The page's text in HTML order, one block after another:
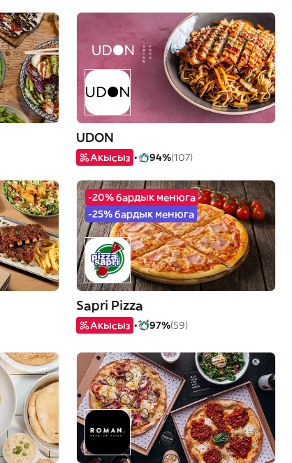
UDON
Акысыз 94%(107)
-20% бардык менюга
-25% бардык менюга
Sapri Pizza
Акысыз 97%(59)